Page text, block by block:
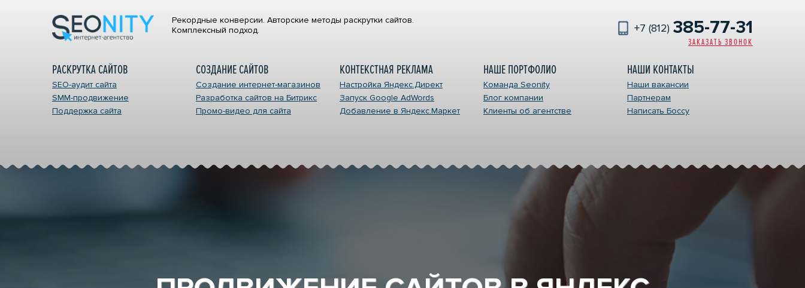
УСЛУГИ И ЦЕНЫ
РАСКРУТКА САЙТОВ
Поддержка сайта
СОЗДАНИЕ САЙТОВ
Промо-видео для сайта
КОНТЕКСТНАЯ РЕКЛАМА
Добавление в Яндекс.Маркет
НАШЕ ПОРТФОЛИО
Клиенты об агентстве
Написать Боссу
Рекордные конверсии. Авторские методы раскрутки сайтов.
Комплексный подход.
+7 (812) 385-77-31
ЗАКАЗАТЬ ЗВОНОК
РАСКРУТКА САЙТОВ
SEO-аудит сайта
SMM-продвижение
Поддержка сайта
СОЗДАНИЕ САЙТОВ
Создание интернет-магазинов
Разработка сайтов на Битрикс
Промо-видео для сайта
КОНТЕКСТНАЯ РЕКЛАМА
Настройка Яндекс.Директ
Запуск Google AdWords
Добавление в Яндекс.Маркет
НАШЕ ПОРТФОЛИО
Команда Seonity
Блог компании
Клиенты об агентстве
НАШИ КОНТАКТЫ
Наши вакансии
Партнерам
Написать Боссу